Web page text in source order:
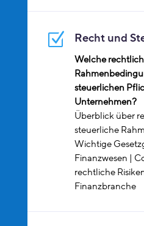
Z Recht und
Welche
steuerlichen
Unternehmen?
Überblick über
steuerliche
Wichtige
Finanzwesen |
rechtliche
Finanzbranche